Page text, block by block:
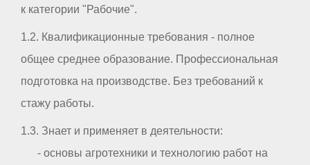
к категории "Рабочие".
1.2. Квалификационные требования - полное
общее среднее образование. Профессиональная
подготовка на производстве. Без требований к
стажу работы.
1.3. Знает и применяет в деятельности:
- основы агротехники и технологию работ на